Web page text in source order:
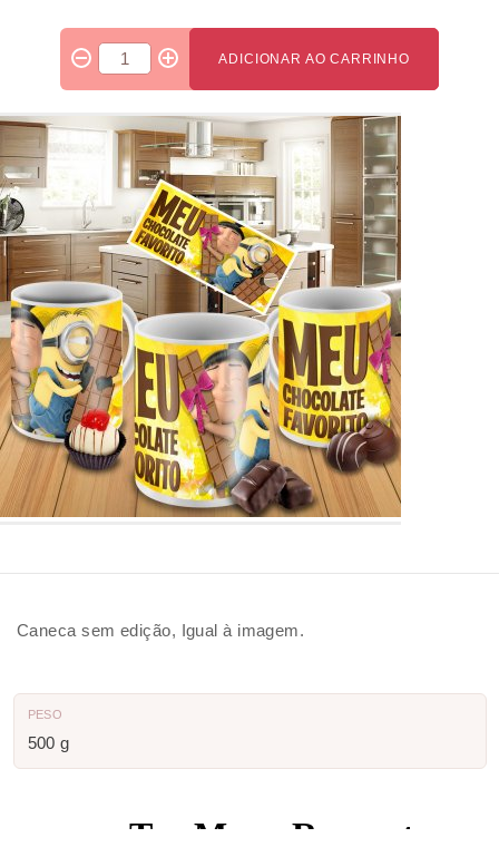
ADICIONAR AO CARRINHO
Caneca sem edição, Igual à imagem.
PESO
500 g